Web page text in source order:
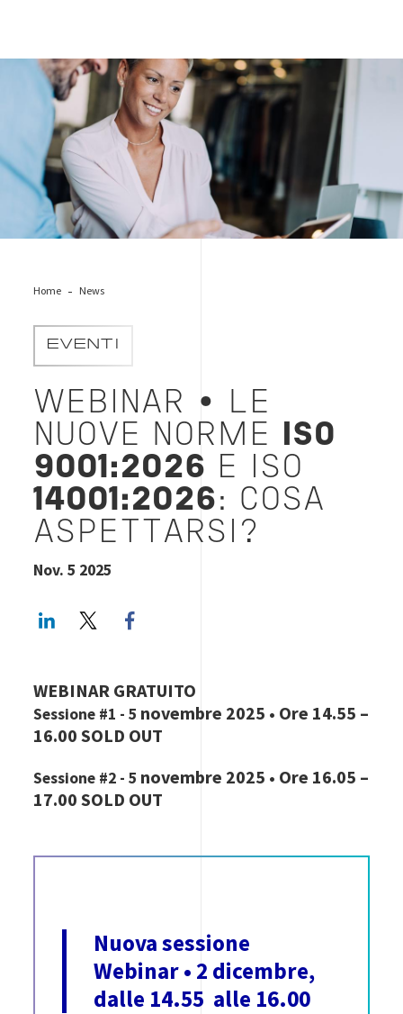
people-master-lead-auditor
Home News
EVENTI
WEBINAR • LE
NUOVE NORME
ISO
9001:2026 E ISO
14001:2026: COSA
ASPETTARSI?
Nov. 5 2025
LinkedInTwitter
WEBINAR GRATUITO
Sessione #1 - 5 novembre 2025 • Ore 14.55 –
16.00 SOLD OUT
Sessione #2 - 5 novembre 2025 • Ore 16.05 –
17.00 SOLD OUT
Nuova sessione
Webinar • 2 dicembre,
dalle 14.55 alle 16.00